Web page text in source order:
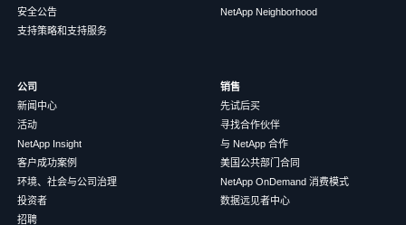
安全公告
支持策略和支持服务
NetApp Neighborhood
公司
新闻中心
活动
NetApp Insight
客户成功案例
环境、社会与公司治理
投资者
招聘
销售
先试后买
寻找合作伙伴
与 NetApp 合作
美国公共部门合同
NetApp OnDemand 消费模式
数据远见者中心